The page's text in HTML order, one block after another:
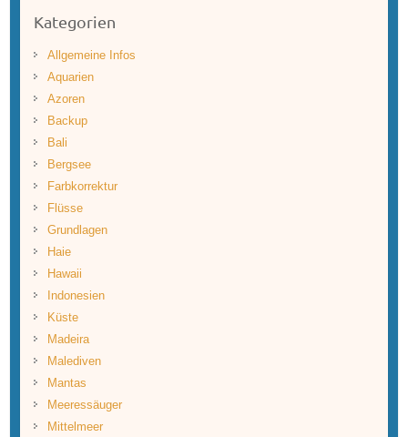
Kategorien
Allgemeine Infos
Aquarien
Azoren
Backup
Bali
Bergsee
Farbkorrektur
Flüsse
Grundlagen
Haie
Hawaii
Indonesien
Küste
Madeira
Malediven
Mantas
Meeressäuger
Mittelmeer